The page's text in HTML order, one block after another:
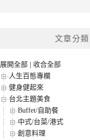
文章分類
展開全部
收合全部
人生百態專欄
健身健起來
台北主題美食
Buffet/自助餐
中式/台菜/港式
創意料理